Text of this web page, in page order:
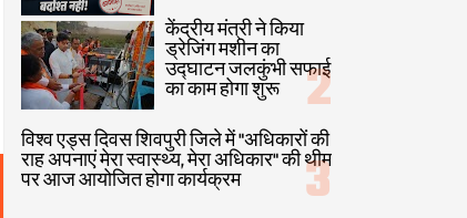
केंद्रीय मंत्री ने किया
ड्रेजिंग मशीन का
उद्घाटन जलकुंभी सफाई
का काम होगा शुरू
विश्व एड्स दिवस शिवपुरी जिले में "अधिकारों की
राह अपनाएं मेरा स्वास्थ्य, मेरा अधिकार" की थीम
पर आज आयोजित होगा कार्यक्रम